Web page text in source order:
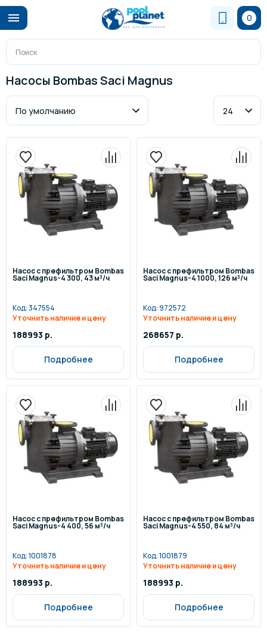
0
Насосы Bombas Saci Magnus
Насос с префильтром Bombas
Saci Magnus-4 300, 43 м³/ч
Код:347554
Уточнить наличие и цену
188993 р.
Подробнее
Насос с префильтром Bombas
Saci Magnus-4 1000, 126 м³/ч
Код:972572
Уточнить наличие и цену
268657 р.
Подробнее
Насос с префильтром Bombas
Saci Magnus-4 400, 56 м³/ч
Код:1001878
Уточнить наличие и цену
188993 р.
Подробнее
Насос с префильтром Bombas
Saci Magnus-4 550, 84 м³/ч
Код:1001879
Уточнить наличие и цену
188993 р.
Подробнее